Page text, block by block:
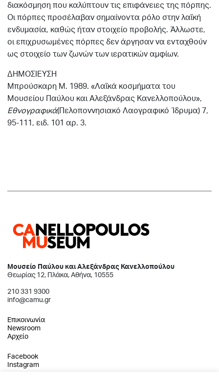
διακόσμηση που καλύπτουν τις επιφάνειες της πόρπης.
Οι πόρπες προσέλαβαν σημαίνοντα ρόλο στην λαϊκή
ενδυμασία, καθώς ήταν στοιχείο προβολής. Άλλωστε,
οι επιχρυσωμένες πόρπες δεν άργησαν να ενταχθούν
ως στοιχείο των ζωνών των ιερατικών αμφίων.
ΔΗΜΟΣΙΕΥΣΗ
Μπρούσκαρη M. 1989. «Λαϊκά κοσμήματα του
Μουσείου Παύλου και Αλεξάνδρας Kανελλοπούλου»,
Εθνογραφικά(Πελοποννησιακό Λαογραφικό Ίδρυμα) 7,
95-111, ειδ. 101 αρ. 3.
Μουσείο Παύλου και Αλεξάνδρας Κανελλοπούλου
Θεωρίας 12, Πλάκα, Αθήνα, 10555
210 331 9300
info@camu.gr
Επικοινωνία
Newsroom
Αρχείο
Facebook
Instagram